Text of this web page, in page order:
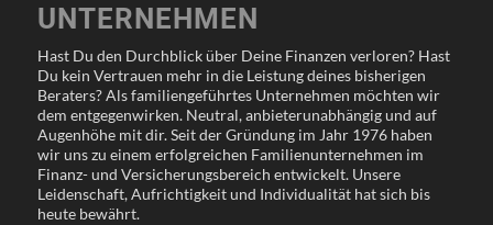
UNTERNEHMEN
Hast Du den Durchblick über Deine Finanzen verloren? Hast
Du kein Vertrauen mehr in die Leistung deines bisherigen
Beraters? Als familiengeführtes Unternehmen möchten wir
dem entgegenwirken. Neutral, anbieterunabhängig und auf
Augenhöhe mit dir. Seit der Gründung im Jahr 1976 haben
wir uns zu einem erfolgreichen Familienunternehmen im
Finanz- und Versicherungsbereich entwickelt. Unsere
Leidenschaft, Aufrichtigkeit und Individualität hat sich bis
heute bewährt.